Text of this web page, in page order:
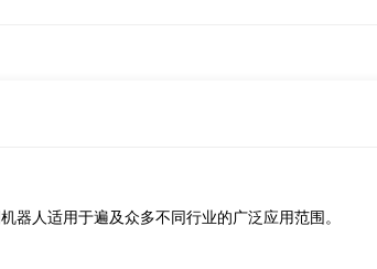
器人适用于遍及众多不同行业的广泛应用范围。